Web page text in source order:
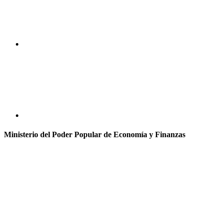
Ministerio del Poder Popular de Economía y Finanzas